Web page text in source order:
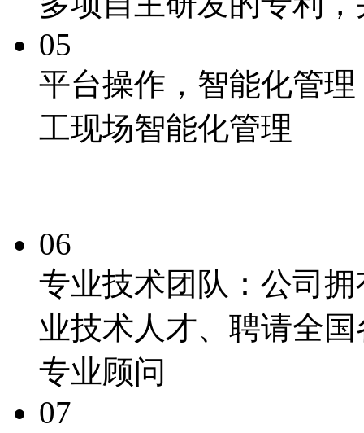
05
平台操作， 智能化管
工现场智能化管理
06
专业技术团队： 公司
业技术人才、聘请全
专业顾问
07